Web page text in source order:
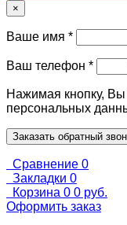
×
Ваше имя *
Ваш телефон *
Нажимая кнопку,
персональных
Сравнение 0
Закладки 0
Корзина 0 0 руб.
Оформить заказ